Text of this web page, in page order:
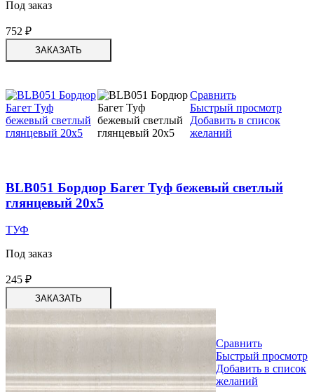
Под заказ
752 ₽
ЗАКАЗАТЬ
Сравнить
Быстрый просмотр
Добавить в список
желаний
BLB051 Бордюр Багет Туф бежевый светлый
глянцевый 20х5
ТУФ
Под заказ
245 ₽
ЗАКАЗАТЬ
Сравнить
Быстрый просмотр
Добавить в список
желаний